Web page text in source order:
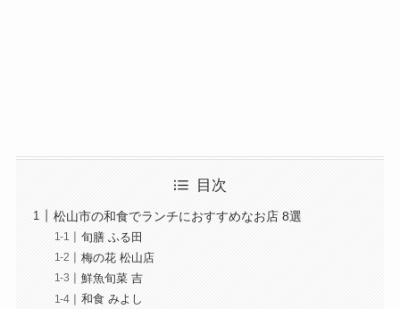
目次
松山市の和食でランチにおすすめなお店 8選
旬膳 ふる田
梅の花 松山店
鮮魚旬菜 吉
和食 みよし